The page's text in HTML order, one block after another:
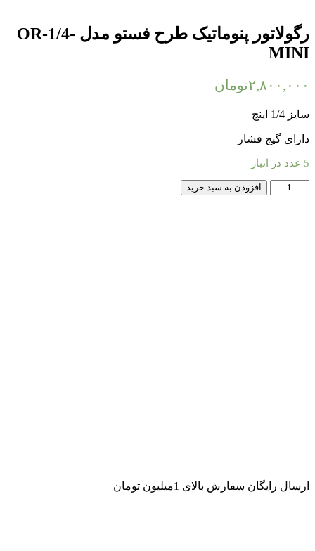
رگولاتور پنوماتیک طرح فستو مدل OR-1/4-
MINI
۲,۸۰۰,۰۰۰تومان
سایز 1/4 اینچ
دارای گیج فشار
رگولاتور
پنوماتیک
افزودن به سبد خرید
ارسال رایگان سفارش بالای 1میلیون تومان